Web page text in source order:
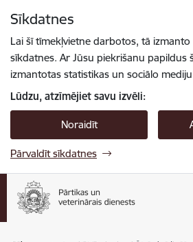
Sīkdatnes
Lai šī tīmekļvietne darbotos, tā
sīkdatnes. Ar Jūsu piekrišanu papildus
izmantotas statistikas un sociālo
Lūdzu, atzīmējiet savu izvēli:
Noraidīt
Pārvaldīt sīkdatnes